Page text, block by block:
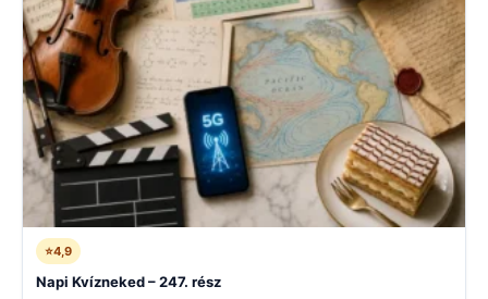
⭐4,9
Napi Kvízneked – 247. rész